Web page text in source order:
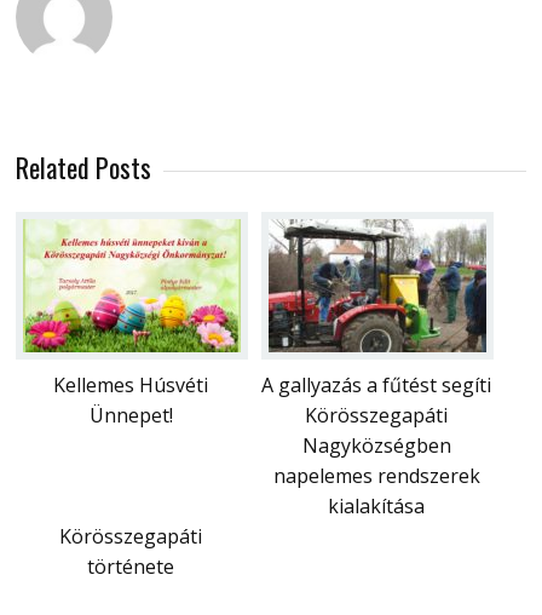
Related Posts
Kellemes Húsvéti
Ünnepet!
A gallyazás a fűtést segíti
Körösszegapáti
Nagyközségben
napelemes rendszerek
kialakítása
Körösszegapáti
története